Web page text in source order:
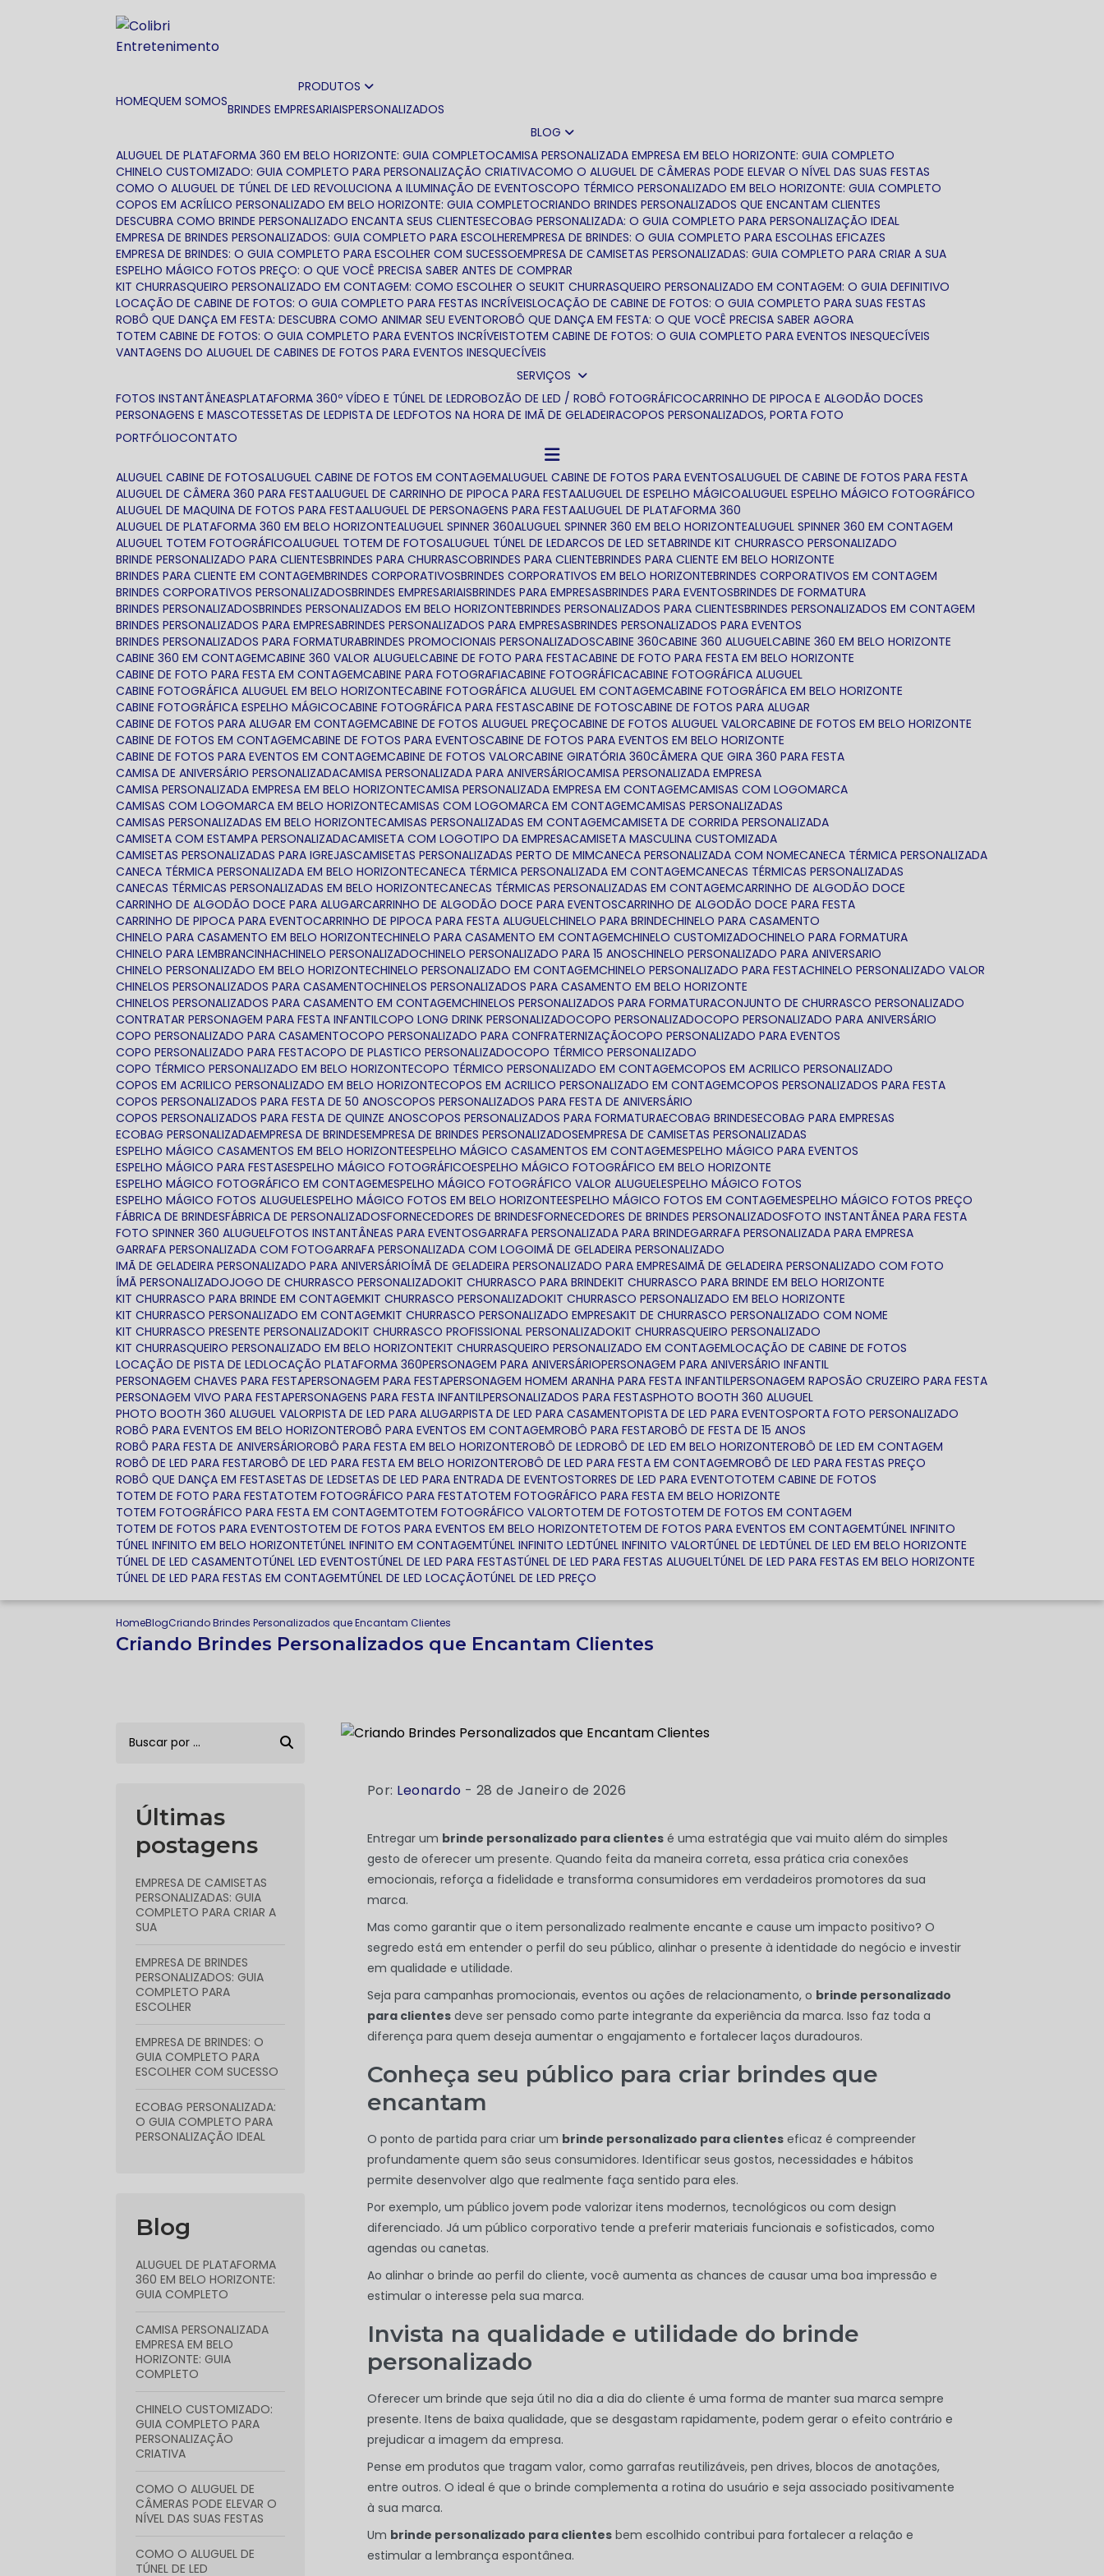
HOME QUEM SOMOS
PRODUTOS
BRINDES EMPRESARIAIS PERSONALIZADOS
BLOG
ALUGUEL DE PLATAFORMA 360 EM BELO HORIZONTE: GUIA COMPLETO CAMISA PERSONALIZADA EMPRESA EM BELO HORIZONTE: GUIA COMPLETO
CHINELO CUSTOMIZADO: GUIA COMPLETO PARA PERSONALIZAÇÃO CRIATIVA COMO O ALUGUEL DE CÂMERAS PODE ELEVAR O NÍVEL DAS SUAS FESTAS
COMO O ALUGUEL DE TÚNEL DE LED REVOLUCIONA A ILUMINAÇÃO DE EVENTOS COPO TÉRMICO PERSONALIZADO EM BELO HORIZONTE: GUIA COMPLETO
COPOS EM ACRÍLICO PERSONALIZADO EM BELO HORIZONTE: GUIA COMPLETO CRIANDO BRINDES PERSONALIZADOS QUE ENCANTAM CLIENTES
DESCUBRA COMO BRINDE PERSONALIZADO ENCANTA SEUS CLIENTES ECOBAG PERSONALIZADA: O GUIA COMPLETO PARA PERSONALIZAÇÃO IDEAL
EMPRESA DE BRINDES PERSONALIZADOS: GUIA COMPLETO PARA ESCOLHER EMPRESA DE BRINDES: O GUIA COMPLETO PARA ESCOLHAS EFICAZES
EMPRESA DE BRINDES: O GUIA COMPLETO PARA ESCOLHER COM SUCESSO EMPRESA DE CAMISETAS PERSONALIZADAS: GUIA COMPLETO PARA CRIAR A SUA
ESPELHO MÁGICO FOTOS PREÇO: O QUE VOCÊ PRECISA SABER ANTES DE COMPRAR
KIT CHURRASQUEIRO PERSONALIZADO EM CONTAGEM: COMO ESCOLHER O SEU KIT CHURRASQUEIRO PERSONALIZADO EM CONTAGEM: O GUIA DEFINITIVO
LOCAÇÃO DE CABINE DE FOTOS: O GUIA COMPLETO PARA FESTAS INCRÍVEIS LOCAÇÃO DE CABINE DE FOTOS: O GUIA COMPLETO PARA SUAS FESTAS
ROBÔ QUE DANÇA EM FESTA: DESCUBRA COMO ANIMAR SEU EVENTO ROBÔ QUE DANÇA EM FESTA: O QUE VOCÊ PRECISA SABER AGORA
TOTEM CABINE DE FOTOS: O GUIA COMPLETO PARA EVENTOS INCRÍVEIS TOTEM CABINE DE FOTOS: O GUIA COMPLETO PARA EVENTOS INESQUECÍVEIS
VANTAGENS DO ALUGUEL DE CABINES DE FOTOS PARA EVENTOS INESQUECÍVEIS
SERVIÇOS
FOTOS INSTANTÂNEAS PLATAFORMA 360º VÍDEO E TÚNEL DE LED ROBOZÃO DE LED / ROBÔ FOTOGRÁFICO CARRINHO DE PIPOCA E ALGODÃO DOCES
PERSONAGENS E MASCOTES SETAS DE LED PISTA DE LED FOTOS NA HORA DE IMÃ DE GELADEIRA COPOS PERSONALIZADOS, PORTA FOTO
PORTFÓLIO CONTATO
ALUGUEL CABINE DE FOTOS ALUGUEL CABINE DE FOTOS EM CONTAGEM ALUGUEL CABINE DE FOTOS PARA EVENTOS ALUGUEL DE CABINE DE FOTOS PARA FESTA
ALUGUEL DE CÂMERA 360 PARA FESTA ALUGUEL DE CARRINHO DE PIPOCA PARA FESTA ALUGUEL DE ESPELHO MÁGICO ALUGUEL ESPELHO MÁGICO FOTOGRÁFICO
ALUGUEL DE MAQUINA DE FOTOS PARA FESTA ALUGUEL DE PERSONAGENS PARA FESTA ALUGUEL DE PLATAFORMA 360
ALUGUEL DE PLATAFORMA 360 EM BELO HORIZONTE ALUGUEL SPINNER 360 ALUGUEL SPINNER 360 EM BELO HORIZONTE ALUGUEL SPINNER 360 EM CONTAGEM
ALUGUEL TOTEM FOTOGRÁFICO ALUGUEL TOTEM DE FOTOS ALUGUEL TÚNEL DE LED ARCOS DE LED SETA BRINDE KIT CHURRASCO PERSONALIZADO
BRINDE PERSONALIZADO PARA CLIENTES BRINDES PARA CHURRASCO BRINDES PARA CLIENTE BRINDES PARA CLIENTE EM BELO HORIZONTE
BRINDES PARA CLIENTE EM CONTAGEM BRINDES CORPORATIVOS BRINDES CORPORATIVOS EM BELO HORIZONTE BRINDES CORPORATIVOS EM CONTAGEM
BRINDES CORPORATIVOS PERSONALIZADOS BRINDES EMPRESARIAIS BRINDES PARA EMPRESAS BRINDES PARA EVENTOS BRINDES DE FORMATURA
BRINDES PERSONALIZADOS BRINDES PERSONALIZADOS EM BELO HORIZONTE BRINDES PERSONALIZADOS PARA CLIENTES BRINDES PERSONALIZADOS EM CONTAGEM
BRINDES PERSONALIZADOS PARA EMPRESA BRINDES PERSONALIZADOS PARA EMPRESAS BRINDES PERSONALIZADOS PARA EVENTOS
BRINDES PERSONALIZADOS PARA FORMATURA BRINDES PROMOCIONAIS PERSONALIZADOS CABINE 360 CABINE 360 ALUGUEL CABINE 360 EM BELO HORIZONTE
CABINE 360 EM CONTAGEM CABINE 360 VALOR ALUGUEL CABINE DE FOTO PARA FESTA CABINE DE FOTO PARA FESTA EM BELO HORIZONTE
CABINE DE FOTO PARA FESTA EM CONTAGEM CABINE PARA FOTOGRAFIA CABINE FOTOGRÁFICA CABINE FOTOGRÁFICA ALUGUEL
CABINE FOTOGRÁFICA ALUGUEL EM BELO HORIZONTE CABINE FOTOGRÁFICA ALUGUEL EM CONTAGEM CABINE FOTOGRÁFICA EM BELO HORIZONTE
CABINE FOTOGRÁFICA ESPELHO MÁGICO CABINE FOTOGRÁFICA PARA FESTAS CABINE DE FOTOS CABINE DE FOTOS PARA ALUGAR
CABINE DE FOTOS PARA ALUGAR EM CONTAGEM CABINE DE FOTOS ALUGUEL PREÇO CABINE DE FOTOS ALUGUEL VALOR CABINE DE FOTOS EM BELO HORIZONTE
CABINE DE FOTOS EM CONTAGEM CABINE DE FOTOS PARA EVENTOS CABINE DE FOTOS PARA EVENTOS EM BELO HORIZONTE
CABINE DE FOTOS PARA EVENTOS EM CONTAGEM CABINE DE FOTOS VALOR CABINE GIRATÓRIA 360 CÂMERA QUE GIRA 360 PARA FESTA
CAMISA DE ANIVERSÁRIO PERSONALIZADA CAMISA PERSONALIZADA PARA ANIVERSÁRIO CAMISA PERSONALIZADA EMPRESA
CAMISA PERSONALIZADA EMPRESA EM BELO HORIZONTE CAMISA PERSONALIZADA EMPRESA EM CONTAGEM CAMISAS COM LOGOMARCA
CAMISAS COM LOGOMARCA EM BELO HORIZONTE CAMISAS COM LOGOMARCA EM CONTAGEM CAMISAS PERSONALIZADAS
CAMISAS PERSONALIZADAS EM BELO HORIZONTE CAMISAS PERSONALIZADAS EM CONTAGEM CAMISETA DE CORRIDA PERSONALIZADA
CAMISETA COM ESTAMPA PERSONALIZADA CAMISETA COM LOGOTIPO DA EMPRESA CAMISETA MASCULINA CUSTOMIZADA
CAMISETAS PERSONALIZADAS PARA IGREJAS CAMISETAS PERSONALIZADAS PERTO DE MIM CANECA PERSONALIZADA COM NOME CANECA TÉRMICA PERSONALIZADA
CANECA TÉRMICA PERSONALIZADA EM BELO HORIZONTE CANECA TÉRMICA PERSONALIZADA EM CONTAGEM CANECAS TÉRMICAS PERSONALIZADAS
CANECAS TÉRMICAS PERSONALIZADAS EM BELO HORIZONTE CANECAS TÉRMICAS PERSONALIZADAS EM CONTAGEM CARRINHO DE ALGODÃO DOCE
CARRINHO DE ALGODÃO DOCE PARA ALUGAR CARRINHO DE ALGODÃO DOCE PARA EVENTOS CARRINHO DE ALGODÃO DOCE PARA FESTA
CARRINHO DE PIPOCA PARA EVENTO CARRINHO DE PIPOCA PARA FESTA ALUGUEL CHINELO PARA BRINDE CHINELO PARA CASAMENTO
CHINELO PARA CASAMENTO EM BELO HORIZONTE CHINELO PARA CASAMENTO EM CONTAGEM CHINELO CUSTOMIZADO CHINELO PARA FORMATURA
CHINELO PARA LEMBRANCINHA CHINELO PERSONALIZADO CHINELO PERSONALIZADO PARA 15 ANOS CHINELO PERSONALIZADO PARA ANIVERSARIO
CHINELO PERSONALIZADO EM BELO HORIZONTE CHINELO PERSONALIZADO EM CONTAGEM CHINELO PERSONALIZADO PARA FESTA CHINELO PERSONALIZADO VALOR
CHINELOS PERSONALIZADOS PARA CASAMENTO CHINELOS PERSONALIZADOS PARA CASAMENTO EM BELO HORIZONTE
CHINELOS PERSONALIZADOS PARA CASAMENTO EM CONTAGEM CHINELOS PERSONALIZADOS PARA FORMATURA CONJUNTO DE CHURRASCO PERSONALIZADO
CONTRATAR PERSONAGEM PARA FESTA INFANTIL COPO LONG DRINK PERSONALIZADO COPO PERSONALIZADO COPO PERSONALIZADO PARA ANIVERSÁRIO
COPO PERSONALIZADO PARA CASAMENTO COPO PERSONALIZADO PARA CONFRATERNIZAÇÃO COPO PERSONALIZADO PARA EVENTOS
COPO PERSONALIZADO PARA FESTA COPO DE PLASTICO PERSONALIZADO COPO TÉRMICO PERSONALIZADO
COPO TÉRMICO PERSONALIZADO EM BELO HORIZONTE COPO TÉRMICO PERSONALIZADO EM CONTAGEM COPOS EM ACRILICO PERSONALIZADO
COPOS EM ACRILICO PERSONALIZADO EM BELO HORIZONTE COPOS EM ACRILICO PERSONALIZADO EM CONTAGEM COPOS PERSONALIZADOS PARA FESTA
COPOS PERSONALIZADOS PARA FESTA DE 50 ANOS COPOS PERSONALIZADOS PARA FESTA DE ANIVERSÁRIO
COPOS PERSONALIZADOS PARA FESTA DE QUINZE ANOS COPOS PERSONALIZADOS PARA FORMATURA ECOBAG BRINDES ECOBAG PARA EMPRESAS
ECOBAG PERSONALIZADA EMPRESA DE BRINDES EMPRESA DE BRINDES PERSONALIZADOS EMPRESA DE CAMISETAS PERSONALIZADAS
ESPELHO MÁGICO CASAMENTOS EM BELO HORIZONTE ESPELHO MÁGICO CASAMENTOS EM CONTAGEM ESPELHO MÁGICO PARA EVENTOS
ESPELHO MÁGICO PARA FESTAS ESPELHO MÁGICO FOTOGRÁFICO ESPELHO MÁGICO FOTOGRÁFICO EM BELO HORIZONTE
ESPELHO MÁGICO FOTOGRÁFICO EM CONTAGEM ESPELHO MÁGICO FOTOGRÁFICO VALOR ALUGUEL ESPELHO MÁGICO FOTOS
ESPELHO MÁGICO FOTOS ALUGUEL ESPELHO MÁGICO FOTOS EM BELO HORIZONTE ESPELHO MÁGICO FOTOS EM CONTAGEM ESPELHO MÁGICO FOTOS PREÇO
FÁBRICA DE BRINDES FÁBRICA DE PERSONALIZADOS FORNECEDORES DE BRINDES FORNECEDORES DE BRINDES PERSONALIZADOS FOTO INSTANTÂNEA PARA FESTA
FOTO SPINNER 360 ALUGUEL FOTOS INSTANTÂNEAS PARA EVENTOS GARRAFA PERSONALIZADA PARA BRINDE GARRAFA PERSONALIZADA PARA EMPRESA
GARRAFA PERSONALIZADA COM FOTO GARRAFA PERSONALIZADA COM LOGOIMÃ DE GELADEIRA PERSONALIZADO
IMÃ DE GELADEIRA PERSONALIZADO PARA ANIVERSÁRIO ÍMÃ DE GELADEIRA PERSONALIZADO PARA EMPRESAIMÃ DE GELADEIRA PERSONALIZADO COM FOTO
ÍMÃ PERSONALIZADO JOGO DE CHURRASCO PERSONALIZADO KIT CHURRASCO PARA BRINDE KIT CHURRASCO PARA BRINDE EM BELO HORIZONTE
KIT CHURRASCO PARA BRINDE EM CONTAGEM KIT CHURRASCO PERSONALIZADO KIT CHURRASCO PERSONALIZADO EM BELO HORIZONTE
KIT CHURRASCO PERSONALIZADO EM CONTAGEM KIT CHURRASCO PERSONALIZADO EMPRESA KIT DE CHURRASCO PERSONALIZADO COM NOME
KIT CHURRASCO PRESENTE PERSONALIZADO KIT CHURRASCO PROFISSIONAL PERSONALIZADO KIT CHURRASQUEIRO PERSONALIZADO
KIT CHURRASQUEIRO PERSONALIZADO EM BELO HORIZONTE KIT CHURRASQUEIRO PERSONALIZADO EM CONTAGEM LOCAÇÃO DE CABINE DE FOTOS
LOCAÇÃO DE PISTA DE LED LOCAÇÃO PLATAFORMA 360 PERSONAGEM PARA ANIVERSÁRIO PERSONAGEM PARA ANIVERSÁRIO INFANTIL
PERSONAGEM CHAVES PARA FESTA PERSONAGEM PARA FESTA PERSONAGEM HOMEM ARANHA PARA FESTA INFANTIL PERSONAGEM RAPOSÃO CRUZEIRO PARA FESTA
PERSONAGEM VIVO PARA FESTA PERSONAGENS PARA FESTA INFANTIL PERSONALIZADOS PARA FESTAS PHOTO BOOTH 360 ALUGUEL
PHOTO BOOTH 360 ALUGUEL VALOR PISTA DE LED PARA ALUGAR PISTA DE LED PARA CASAMENTO PISTA DE LED PARA EVENTOS PORTA FOTO PERSONALIZADO
ROBÔ PARA EVENTOS EM BELO HORIZONTE ROBÔ PARA EVENTOS EM CONTAGEM ROBÔ PARA FESTA ROBÔ DE FESTA DE 15 ANOS
ROBÔ PARA FESTA DE ANIVERSÁRIO ROBÔ PARA FESTA EM BELO HORIZONTE ROBÔ DE LED ROBÔ DE LED EM BELO HORIZONTE ROBÔ DE LED EM CONTAGEM
ROBÔ DE LED PARA FESTA ROBÔ DE LED PARA FESTA EM BELO HORIZONTE ROBÔ DE LED PARA FESTA EM CONTAGEM ROBÔ DE LED PARA FESTAS PREÇO
ROBÔ QUE DANÇA EM FESTA SETAS DE LED SETAS DE LED PARA ENTRADA DE EVENTOS TORRES DE LED PARA EVENTO TOTEM CABINE DE FOTOS
TOTEM DE FOTO PARA FESTA TOTEM FOTOGRÁFICO PARA FESTA TOTEM FOTOGRÁFICO PARA FESTA EM BELO HORIZONTE
TOTEM FOTOGRÁFICO PARA FESTA EM CONTAGEM TOTEM FOTOGRÁFICO VALOR TOTEM DE FOTOS TOTEM DE FOTOS EM CONTAGEM
TOTEM DE FOTOS PARA EVENTOS TOTEM DE FOTOS PARA EVENTOS EM BELO HORIZONTE TOTEM DE FOTOS PARA EVENTOS EM CONTAGEM TÚNEL INFINITO
TÚNEL INFINITO EM BELO HORIZONTE TÚNEL INFINITO EM CONTAGEM TÚNEL INFINITO LED TÚNEL INFINITO VALOR TÚNEL DE LED TÚNEL DE LED EM BELO HORIZONTE
TÚNEL DE LED CASAMENTO TÚNEL LED EVENTOS TÚNEL DE LED PARA FESTAS TÚNEL DE LED PARA FESTAS ALUGUEL TÚNEL DE LED PARA FESTAS EM BELO HORIZONTE
TÚNEL DE LED PARA FESTAS EM CONTAGEM TÚNEL DE LED LOCAÇÃO TÚNEL DE LED PREÇO
HomeBlogCriando Brindes Personalizados que Encantam Clientes
Criando Brindes Personalizados que Encantam Clientes
Últimas
postagens
EMPRESA DE CAMISETAS
PERSONALIZADAS: GUIA
COMPLETO PARA CRIAR A
SUA
EMPRESA DE BRINDES
PERSONALIZADOS: GUIA
COMPLETO PARA
ESCOLHER
EMPRESA DE BRINDES: O
GUIA COMPLETO PARA
ESCOLHER COM SUCESSO
ECOBAG PERSONALIZADA:
O GUIA COMPLETO PARA
PERSONALIZAÇÃO IDEAL
Blog
ALUGUEL DE PLATAFORMA
360 EM BELO HORIZONTE:
GUIA COMPLETO
CAMISA PERSONALIZADA
EMPRESA EM BELO
HORIZONTE: GUIA
COMPLETO
CHINELO CUSTOMIZADO:
GUIA COMPLETO PARA
PERSONALIZAÇÃO
CRIATIVA
COMO O ALUGUEL DE
CÂMERAS PODE ELEVAR O
NÍVEL DAS SUAS FESTAS
COMO O ALUGUEL DE
TÚNEL DE LED
Por: Leonardo - 28 de Janeiro de 2026
Entregar um brinde personalizado para clientesé uma estratégia que vai muito além do simples
gesto de oferecer um presente. Quando feita da maneira correta, essa prática cria conexões
emocionais, reforça a fidelidade e transforma consumidores em verdadeiros promotores da sua
marca.
Mas como garantir que o item personalizado realmente encante e cause um impacto positivo? O
segredo está em entender o perfil do seu público, alinhar o presente à identidade do negócio e investir
em qualidade e utilidade.
Seja para campanhas promocionais, eventos ou ações de relacionamento, o brinde personalizado
para clientesdeve ser pensado como parte integrante da experiência da marca. Isso faz toda a
diferença para quem deseja aumentar o engajamento e fortalecer laços duradouros.
Conheça seu público para criar brindes que
encantam
O ponto de partida para criar um brinde personalizado para clienteseficaz é compreender
profundamente quem são seus consumidores. Identificar seus gostos, necessidades e hábitos
permite desenvolver algo que realmente faça sentido para eles.
Por exemplo, um público jovem pode valorizar itens modernos, tecnológicos ou com design
diferenciado. Já um público corporativo tende a preferir materiais funcionais e sofisticados, como
agendas ou canetas.
Ao alinhar o brinde ao perfil do cliente, você aumenta as chances de causar uma boa impressão e
estimular o interesse pela sua marca.
Invista na qualidade e utilidade do brinde
personalizado
Oferecer um brinde que seja útil no dia a dia do cliente é uma forma de manter sua marca sempre
presente. Itens de baixa qualidade, que se desgastam rapidamente, podem gerar o efeito contrário e
prejudicar a imagem da empresa.
Pense em produtos que tragam valor, como garrafas reutilizáveis, pen drives, blocos de anotações,
entre outros. O ideal é que o brinde complementa a rotina do usuário e seja associado positivamente
à sua marca.
Um brinde personalizado para clientesbem escolhido contribui para fortalecer a relação e
estimular a lembrança espontânea.